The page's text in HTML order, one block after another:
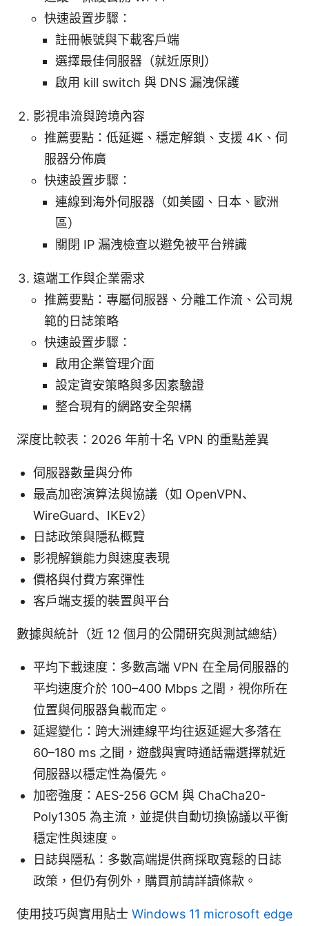
快速設置步驟：
註冊帳號與下載客戶端
選擇最佳伺服器（就近原則）
啟用 kill switch 與 DNS 漏洩保護
影視串流與跨境內容
推薦要點：低延遲、穩定解鎖、支援 4K、伺
服器分佈廣
快速設置步驟：
連線到海外伺服器（如美國、日本、歐洲
區）
關閉 IP 漏洩檢查以避免被平台辨識
遠端工作與企業需求
推薦要點：專屬伺服器、分離工作流、公司規
範的日誌策略
快速設置步驟：
啟用企業管理介面
設定資安策略與多因素驗證
整合現有的網路安全架構
深度比較表：2026 年前十名 VPN 的重點差異
伺服器數量與分佈
最高加密演算法與協議（如 OpenVPN、
WireGuard、IKEv2）
日誌政策與隱私概覽
影視解鎖能力與速度表現
價格與付費方案彈性
客戶端支援的裝置與平台
數據與統計（近 12 個月的公開研究與測試總結）
平均下載速度：多數高端 VPN 在全局伺服器的
平均速度介於 100–400 Mbps 之間，視你所在
位置與伺服器負載而定。
延遲變化：跨大洲連線平均往返延遲大多落在
60–180 ms 之間，遊戲與實時通話需選擇就近
伺服器以穩定性為優先。
加密強度：AES-256 GCM 與 ChaCha20-
Poly1305 為主流，並提供自動切換協議以平衡
穩定性與速度。
日誌與隱私：多數高端提供商採取寬鬆的日誌
政策，但仍有例外，購買前請詳讀條款。
使用技巧與實用貼士 Windows 11 microsoft edge